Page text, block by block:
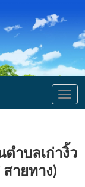
ำบลเก่างิ้ว
สายทาง)